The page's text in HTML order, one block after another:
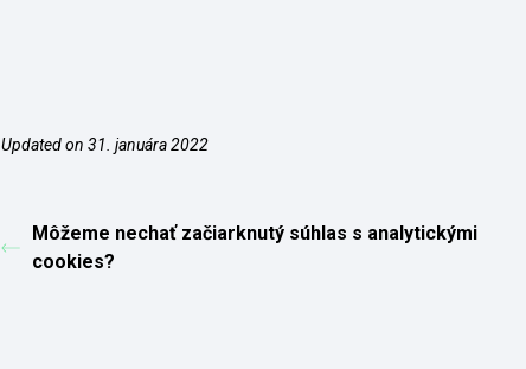
Updated on 31. januára 2022
Môžeme nechať začiarknutý súhlas s analytickými
cookies?